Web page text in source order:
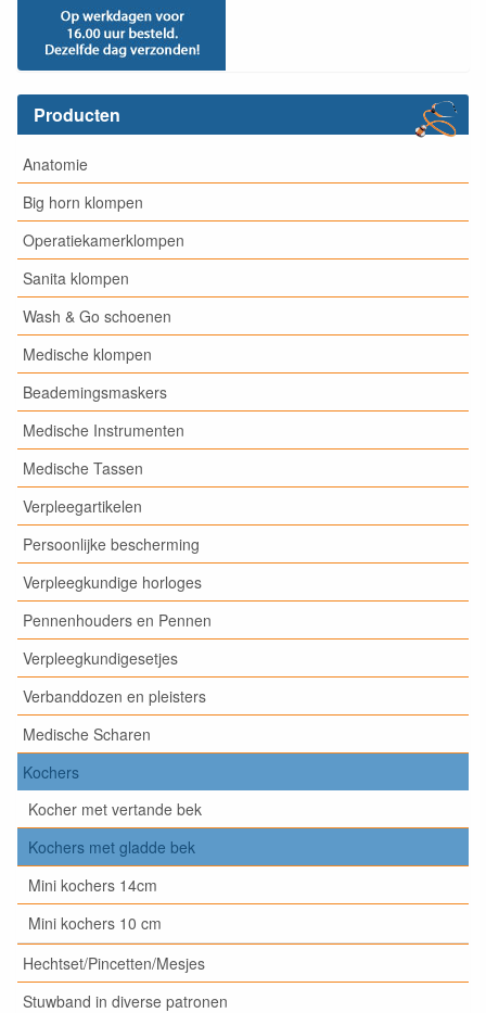
Producten
Anatomie
Big horn klompen
Operatiekamerklompen
Sanita klompen
Wash & Go schoenen
Medische klompen
Beademingsmaskers
Medische Instrumenten
Medische Tassen
Verpleegartikelen
Persoonlijke bescherming
Verpleegkundige horloges
Pennenhouders en Pennen
Verpleegkundigesetjes
Verbanddozen en pleisters
Medische Scharen
Kochers
Kocher met vertande bek
Kochers met gladde bek
Mini kochers 14cm
Mini kochers 10 cm
Hechtset/Pincetten/Mesjes
Stuwband in diverse patronen